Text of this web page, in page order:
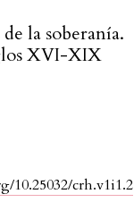
la soberanía.
XVI-XIX
10.25032/crh.v1i1.2